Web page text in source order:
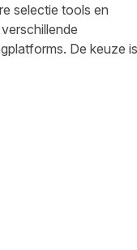
selectie tools en
verschillende
. De keuze is